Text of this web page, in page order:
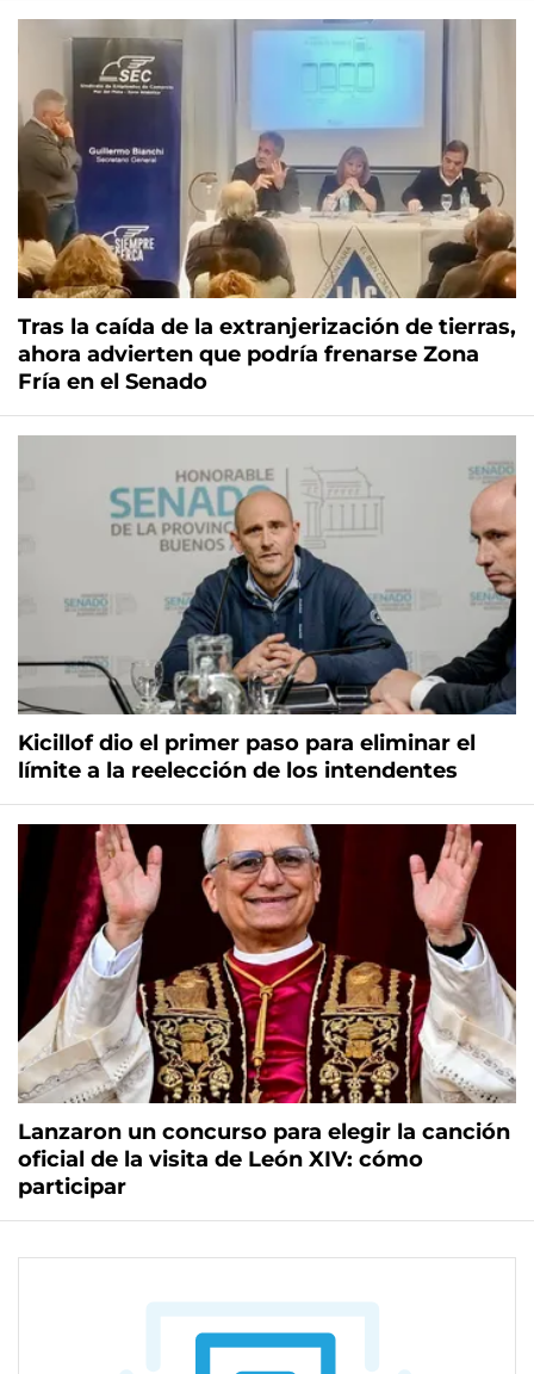
Tras la caída de la extranjerización de tierras,
ahora advierten que podría frenarse Zona
Fría en el Senado
Kicillof dio el primer paso para eliminar el
límite a la reelección de los intendentes
Lanzaron un concurso para elegir la canción
oficial de la visita de León XIV: cómo
participar